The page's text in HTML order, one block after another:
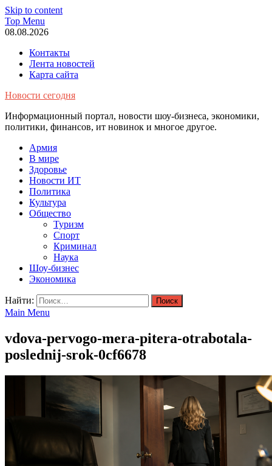
Skip to content
Top Menu
08.08.2026
Контакты
Лента новостей
Карта сайта
Новости сегодня
Информационный портал, новости шоу-бизнеса, экономики,
политики, финансов, ит новинок и многое другое.
Армия
В мире
Здоровье
Новости ИТ
Политика
Культура
Общество
Туризм
Спорт
Криминал
Наука
Шоу-бизнес
Экономика
Найти:
Main Menu
vdova-pervogo-mera-pitera-otrabotala-
poslednij-srok-0cf6678